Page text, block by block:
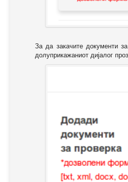
За да закачите документи
долуприкажаниот дијалог